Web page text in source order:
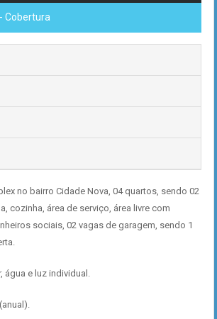
- Cobertura
no bairro Cidade Nova, 04 quartos, sendo 02
cozinha, área de serviço, área livre com
sociais, 02 vagas de garagem, sendo 1
água e luz individual.